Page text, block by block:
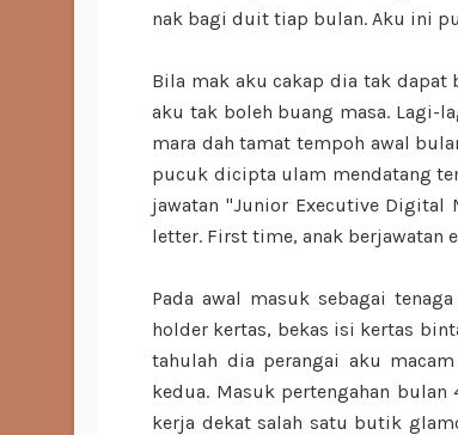
nak bagi duit tiap bulan. Aku ini
Bila mak aku cakap dia tak
aku tak boleh buang masa. Lagi-
mara dah tamat tempoh awal
pucuk dicipta ulam mendatang
jawatan "Junior Executive
letter. First time, anak berjawatan
Pada awal masuk sebagai
holder kertas, bekas isi kertas
tahulah dia perangai aku
kedua. Masuk pertengahan
kerja dekat salah satu butik